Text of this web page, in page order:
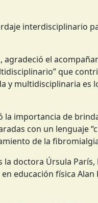
interdisciplinario
el
que
y multidisciplinaria es
la importancia de
con un lenguaje
de la
doctora Úrsula París,
educación física Alan